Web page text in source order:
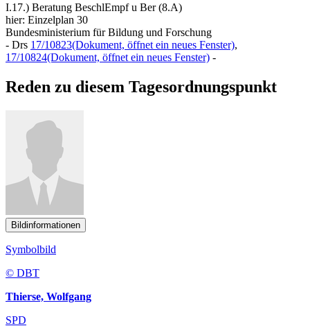
I.17.) Beratung BeschlEmpf u Ber (8.A)
hier: Einzelplan 30
Bundesministerium für Bildung und Forschung
- Drs 17/10823(Dokument, öffnet ein neues Fenster),
17/10824(Dokument, öffnet ein neues Fenster) -
Reden zu diesem Tagesordnungspunkt
Bildinformationen
Symbolbild
© DBT
Thierse, Wolfgang
SPD